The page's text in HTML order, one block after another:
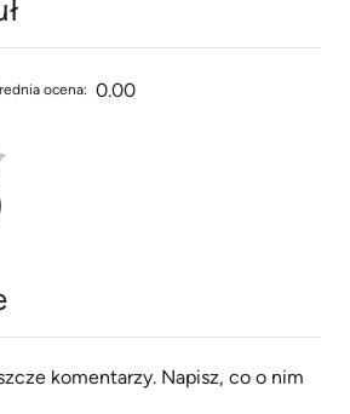
ocena: 0.00
komentarzy. Napisz, co o nim